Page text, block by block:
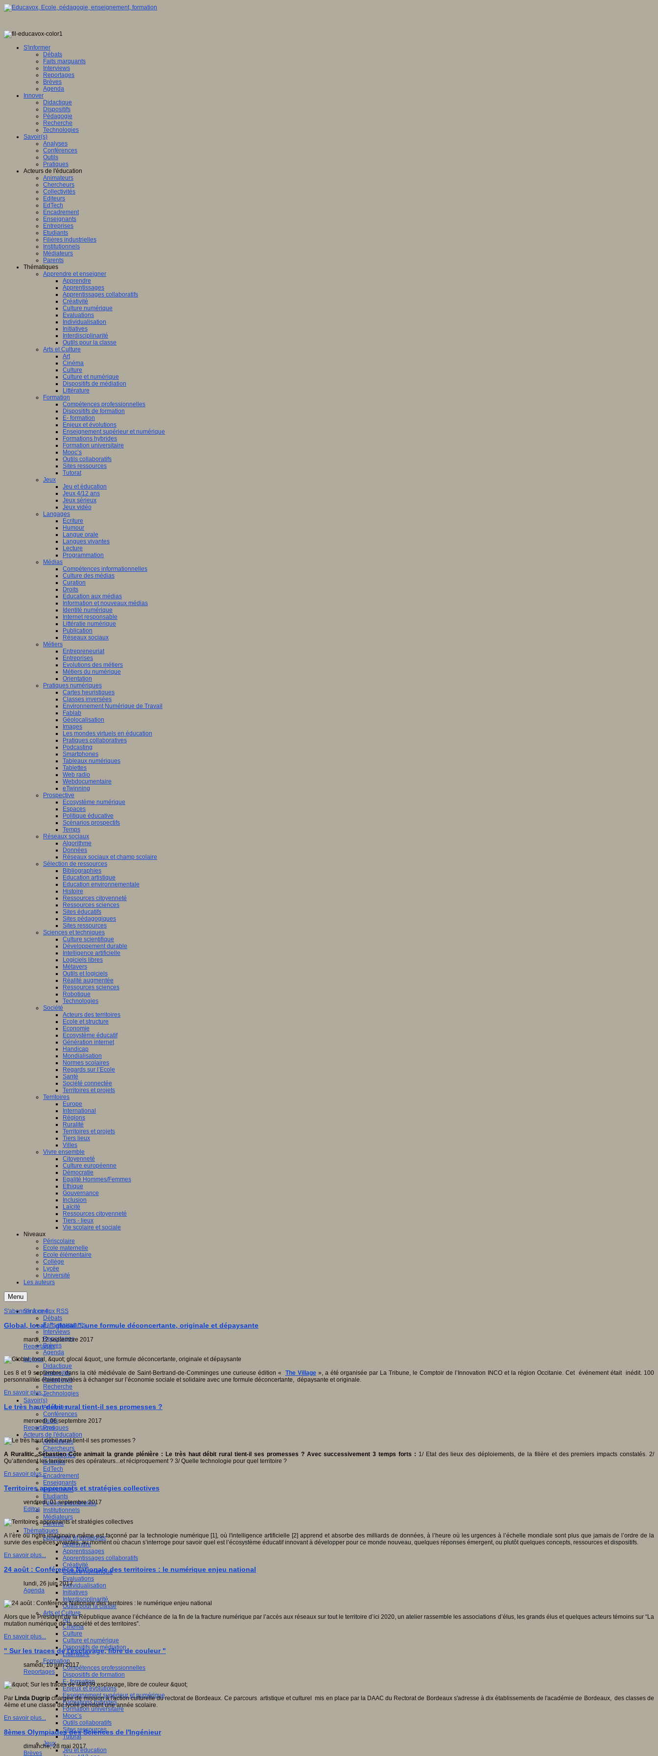
S'informer
Débats
Faits marquants
Interviews
Reportages
Brèves
Agenda
Innover
Didactique
Dispositifs
Pédagogie
Recherche
Technologies
Savoir(s)
Analyses
Conférences
Outils
Pratiques
Acteurs de l'éducation
Animateurs
Chercheurs
Collectivités
Editeurs
EdTech
Encadrement
Enseignants
Entreprises
Etudiants
Filières industrielles
Institutionnels
Médiateurs
Parents
Thématiques
Apprendre et enseigner
Apprendre
Apprentissages
Apprentissages collaboratifs
Créativité
Culture numérique
Evaluations
Individualisation
Initiatives
Interdisciplinarité
Outils pour la classe
Arts et Culture
Art
Cinéma
Culture
Culture et numérique
Dispositifs de médiation
Littérature
Formation
Compétences professionnelles
Dispositifs de formation
E- formation
Enjeux et évolutions
Enseignement supérieur et numérique
Formations hybrides
Formation universitaire
Mooc’s
Outils collaboratifs
Sites ressources
Tutorat
Jeux
Jeu et éducation
Jeux 4/12 ans
Jeux sérieux
Jeux vidéo
Langages
Ecriture
Humour
Langue orale
Langues vivantes
Lecture
Programmation
Médias
Compétences informationnelles
Culture des médias
Curation
Droits
Education aux médias
Information et nouveaux médias
Identité numérique
Internet responsable
Littératie numérique
Publication
Réseaux sociaux
Métiers
Entrepreneuriat
Entreprises
Evolutions des métiers
Métiers du numérique
Orientation
Pratiques numériques
Cartes heuristiques
Classes inversées
Environnement Numérique de Travail
Fablab
Géolocalisation
Images
Les mondes virtuels en éducation
Pratiques collaboratives
Podcasting
Smartphones
Tableaux numériques
Tablettes
Web radio
Webdocumentaire
eTwinning
Prospective
Ecosystème numérique
Espaces
Politique éducative
Scénarios prospectifs
Temps
Réseaux sociaux
Algorithme
Données
Réseaux sociaux et champ scolaire
Sélection de ressources
Bibliographies
Education artistique
Education environnementale
Histoire
Ressources citoyenneté
Ressources sciences
Sites éducatifs
Sites pédagogiques
Sites ressources
Sciences et techniques
Culture scientifique
Développement durable
Intelligence artificielle
Logiciels libres
Métavers
Outils et logiciels
Réalité augmentée
Ressources sciences
Robotique
Technologies
Société
Acteurs des territoires
Ecole et structure
Economie
Ecosystème éducatif
Génération internet
Handicap
Mondialisation
Normes scolaires
Regards sur l’Ecole
Santé
Société connectée
Territoires et projets
Territoires
Europe
International
Régions
Ruralité
Territoires et projets
Tiers lieux
Villes
Vivre ensemble
Citoyenneté
Culture européenne
Démocratie
Egalité Hommes/Femmes
Ethique
Gouvernance
Inclusion
Laïcité
Ressources citoyenneté
Tiers - lieux
Vie scolaire et sociale
Niveaux
Périscolaire
Ecole maternelle
Ecole élémentaire
Collège
Lycée
Université
Les auteurs
Menu
S'informer
Débats
Faits marquants
Interviews
Reportages
Brèves
Agenda
Innover
Didactique
Dispositifs
Pédagogie
Recherche
Technologies
Savoir(s)
Analyses
Conférences
Outils
Pratiques
Acteurs de l'éducation
Animateurs
Chercheurs
Collectivités
Editeurs
EdTech
Encadrement
Enseignants
Entreprises
Etudiants
Filières industrielles
Institutionnels
Médiateurs
Parents
Thématiques
Apprendre et enseigner
Apprendre
Apprentissages
Apprentissages collaboratifs
Créativité
Culture numérique
Evaluations
Individualisation
Initiatives
Interdisciplinarité
Outils pour la classe
Arts et Culture
Art
Cinéma
Culture
Culture et numérique
Dispositifs de médiation
Littérature
Formation
Compétences professionnelles
Dispositifs de formation
E- formation
Enjeux et évolutions
Enseignement supérieur et numérique
Formations hybrides
Formation universitaire
Mooc’s
Outils collaboratifs
Sites ressources
Tutorat
Jeux
Jeu et éducation
S'abonner à ce flux RSS
Global, local, " glocal ", une formule déconcertante, originale et dépaysante
mardi, 12 septembre 2017
Reportages
Les 8 et 9 septembre, dans la cité médiévale de Saint-Bertrand-de-Comminges une curieuse édition « The Village», a été organisée par La Tribune, le Comptoir de l’Innovation INCO et la région Occitanie. Cet événement était inédit. 100
personnalités étaient invitées à échanger sur l’économie sociale et solidaire avec une formule déconcertante, dépaysante et originale.
En savoir plus...
Le très haut débit rural tient-il ses promesses ?
mercredi, 06 septembre 2017
Reportages
A Ruralitic, Sébastien Côte animait la grande plénière : Le très haut débit rural tient-il ses promesses ? Avec successivement 3 temps forts : 1/ Etat des lieux des déploiements, de la filière et des premiers impacts constatés. 2/
Qu’attendent les territoires des opérateurs...et réciproquement ? 3/ Quelle technologie pour quel territoire ?
En savoir plus...
Territoires apprenants et stratégies collectives
vendredi, 01 septembre 2017
Editos
A l’ère où notre imaginaire même est façonné par la technologie numérique [1], où l'intelligence artificielle [2] apprend et absorbe des milliards de données, à l’heure où les urgences à l’échelle mondiale sont plus que jamais de l’ordre de la
survie des espèces vivantes, au moment où chacun s’interroge pour savoir quel est l’écosystème éducatif innovant à développer pour ce monde nouveau, quelques réponses émergent, ou plutôt quelques concepts, ressources et dispositifs.
En savoir plus...
24 août : Conférence Nationale des territoires : le numérique enjeu national
lundi, 26 juin 2017
Agenda
Alors que le Président de la République avance l’échéance de la fin de la fracture numérique par l’accès aux réseaux sur tout le territoire d’ici 2020, un atelier rassemble les associations d’élus, les grands élus et quelques acteurs témoins sur “La
mutation numérique de la société et des territoires”.
En savoir plus...
" Sur les traces de l'esclavage, libre de couleur "
samedi, 10 juin 2017
Reportages
Par Linda Dugrip chargée de mission à l'action culturelle du rectorat de Bordeaux. Ce parcours artistique et culturel mis en place par la DAAC du Rectorat de Bordeaux s'adresse à dix établissements de l'académie de Bordeaux, des classes de
4ème et une classe de lycée pendant une année scolaire.
En savoir plus...
8èmes Olympiades des Sciences de l'Ingénieur
dimanche, 28 mai 2017
Brèves